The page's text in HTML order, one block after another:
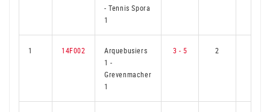
-Tennis Spora
1
1 14F002
Arquebusiers
1-
Grevenmacher
1
3 - 5 2